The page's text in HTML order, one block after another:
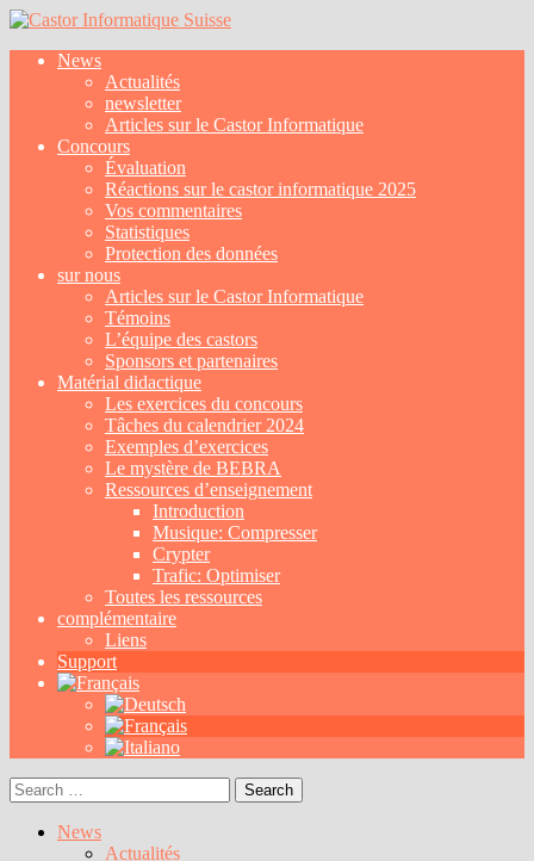
News
Actualités
newsletter
Articles sur le Castor Informatique
Concours
Évaluation
Réactions sur le castor informatique 2025
Vos commentaires
Statistiques
Protection des données
sur nous
Articles sur le Castor Informatique
Témoins
L’équipe des castors
Sponsors et partenaires
Matérial didactique
Les exercices du concours
Tâches du calendrier 2024
Exemples d’exercices
Le mystère de BEBRA
Ressources d’enseignement
Introduction
Musique: Compresser
Crypter
Trafic: Optimiser
Toutes les ressources
complémentaire
Liens
Support
Search
for:
News
Actualités